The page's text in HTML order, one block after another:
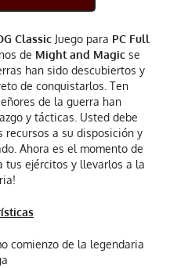
ClassicJuego para PC Full
de Might and Magic se
han sido descubiertos y
de conquistarlos. Ten
de la guerra han
y tácticas. Usted debe
recursos a su disposición y
Ahora es el momento de
tus ejércitos y llevarlos a la
comienzo de la legendaria